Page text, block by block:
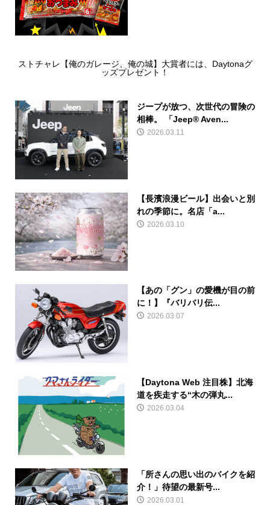
ストチャレ【俺のガレージ、俺の城】大賞者には、Daytonaグ
ッズプレゼント！
ジープが放つ、次世代の冒険の
相棒。 「Jeep® Aven...
2026.03.11
【長濱浪漫ビール】出会いと別
れの季節に。名店「a...
2026.03.10
【あの「グン」の愛機が目の前
に！】『バリバリ伝...
2026.03.07
【Daytona Web 注目株】北海
道を疾走する“木の弾丸...
2026.03.04
「所さんの思い出のバイクを紹
介！」待望の最新号...
2026.03.01